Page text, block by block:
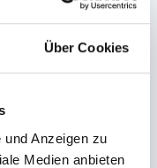
Über Cookies
Anzeigen zu
Medien anbieten
der GPSR